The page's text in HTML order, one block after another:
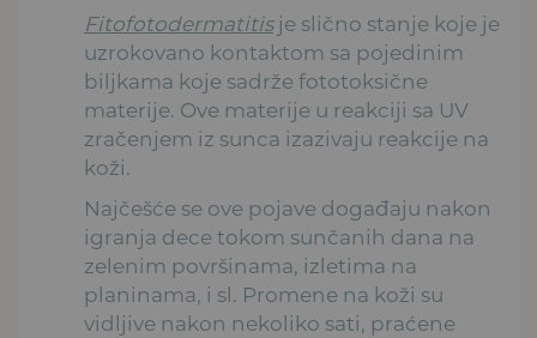
Fitofotodermatitisje slično stanje koje je
uzrokovano kontaktom sa pojedinim
biljkama koje sadrže fototoksične
materije. Ove materije u reakciji sa UV
zračenjem iz sunca izazivaju reakcije na
koži.
Najčešće se ove pojave događaju nakon
igranja dece tokom sunčanih dana na
zelenim površinama, izletima na
planinama, i sl. Promene na koži su
vidljive nakon nekoliko sati, praćene